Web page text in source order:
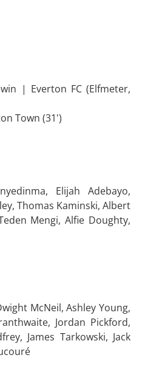
| Everton FC (Elfmeter,
Town (31')
Elijah Adebayo,
Thomas Kaminski, Albert
Mengi, Alfie Doughty,
McNeil, Ashley Young,
Jordan Pickford,
James Tarkowski, Jack